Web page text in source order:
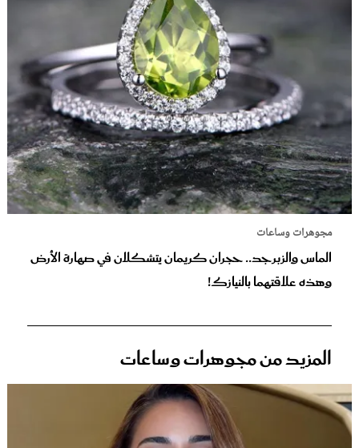
مجوهرات وساعات
الماس والزبرجد.. حجران كريمان يتشكلان في صهارة الأرض
وهذه علاقتهما بالنيازك!
المزيد من مجوهرات وساعات